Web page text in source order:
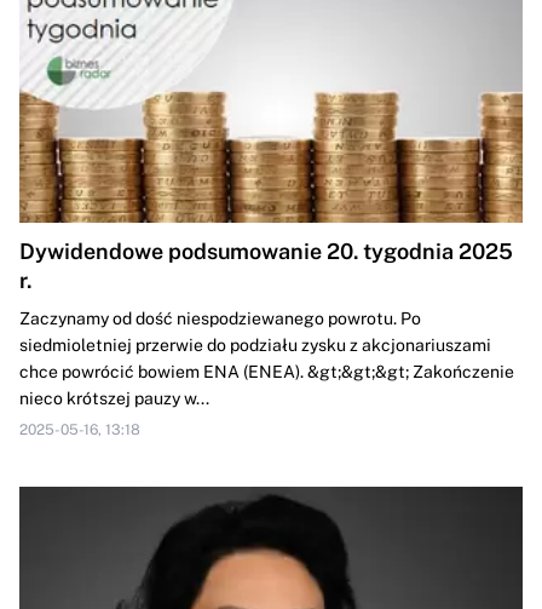
Dywidendowe podsumowanie 20. tygodnia 2025
r.
Zaczynamy od dość niespodziewanego powrotu. Po
siedmioletniej przerwie do podziału zysku z akcjonariuszami
chce powrócić bowiem ENA (ENEA). &gt;&gt;&gt; Zakończenie
nieco krótszej pauzy w...
2025-05-16, 13:18